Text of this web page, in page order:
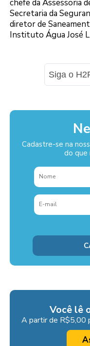
chefe da Assessoria
Secretaria da
diretor de
Instituto Água José
Siga o
Cadastre-se na
do que
Você lê
A partir de R$5,00